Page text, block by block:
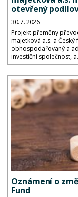
otevřený
30. 7. 2026
Projekt přeměny
majetková a.s. a
obhospodařovaný a
investiční společnost,
Oznámení o
Fund